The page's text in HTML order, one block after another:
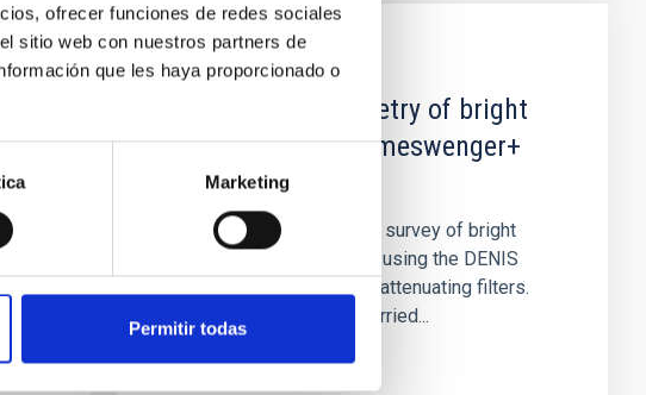
ofrecer funciones de redes sociales
sitio web con nuestros partners de
que les haya proporcionado o
Marketing
Permitir todas
PUBLICACIÓN
J-K DENIS photometry of bright
southern stars (Kimeswenger+
2004)
We present a photometric survey of bright
southern stars carried out using the DENIS
instrument equipped with attenuating filters.
The observations were carried...